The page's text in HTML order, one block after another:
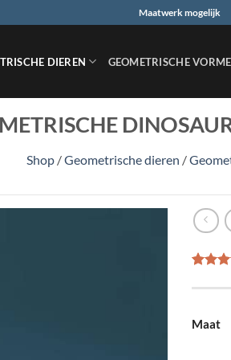
Maatwerk mogelijk
DIEREN GEOMETRISCHE
Shop /Geometrische dieren /
5op 5
op
klant
Maat